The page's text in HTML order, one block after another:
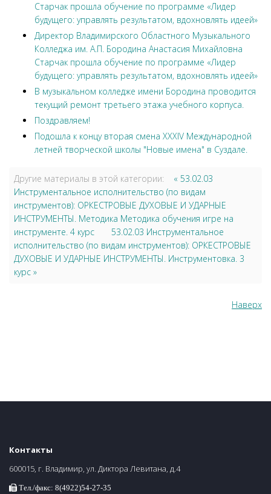
Старчак прошла обучение по программе «Лидер
будущего: управлять результатом, вдохновлять идеей»
Директор Владимирского Областного Музыкального
Колледжа им. А.П. Бородина Анастасия Михайловна
Старчак прошла обучение по программе «Лидер
будущего: управлять результатом, вдохновлять идеей»
В музыкальном колледже имени Бородина проводится
текущий ремонт третьего этажа учебного корпуса.
Поздравляем!
Подошла к концу вторая смена XXXIV Международной
летней творческой школы "Новые имена" в Суздале.
Другие материалы в этой категории:
« 53.02.03
Инструментальное исполнительство (по видам
инструментов): ОРКЕСТРОВЫЕ ДУХОВЫЕ И УДАРНЫЕ
ИНСТРУМЕНТЫ. Методика Методика обучения игре на
инструменте. 4 курс
53.02.03 Инструментальное
исполнительство (по видам инструментов): ОРКЕСТРОВЫЕ
ДУХОВЫЕ И УДАРНЫЕ ИНСТРУМЕНТЫ. Инструментовка. 3
курс »
Наверх
Контакты
600015, г. Владимир, ул. Диктора Левитана, д.4
Тел./факс: 8(4922)54-27-35